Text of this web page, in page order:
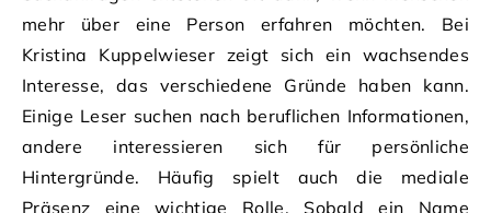
mehr über eine Person erfahren möchten. Bei
Kristina Kuppelwieser zeigt sich ein wachsendes
Interesse, das verschiedene Gründe haben kann.
Einige Leser suchen nach beruflichen Informationen,
andere interessieren sich für persönliche
Hintergründe. Häufig spielt auch die mediale
Präsenz eine wichtige Rolle. Sobald ein Name